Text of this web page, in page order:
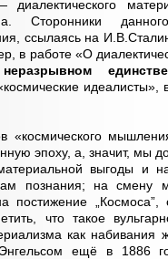
Сторонники
ссылаясь на
в работе «О
неразрывном
«космического
эпоху, а, значит, мы
выгоды и
познания; на смену
постижение
что такое
как набивания
ещё в 1886